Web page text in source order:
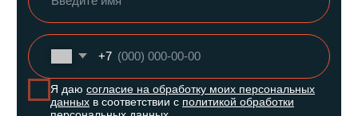
+7
согласие на обработку моих персональных данных
в соответствии с политикой обработки персональных
данных
Отправить